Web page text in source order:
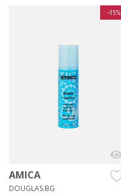
-15%
AMICA
DOUGLAS.BG